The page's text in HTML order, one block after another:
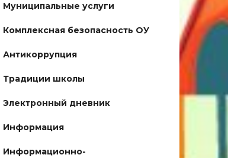
Муниципальные услуги
Комплексная безопасность ОУ
Антикоррупция
Традиции школы
Электронный дневник
Информация
Информационно-